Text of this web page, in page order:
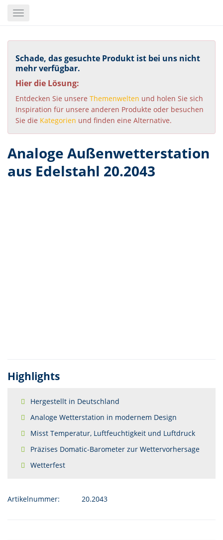
content
Toggle
Schade, das gesuchte Produkt ist bei uns nicht
mehr verfügbar.
Hier die Lösung:
Entdecken Sie unsere Themenwelten und holen Sie sich
Inspiration für unsere anderen Produkte oder besuchen
Sie die Kategorien und finden eine Alternative.
Analoge Außenwetterstation
aus Edelstahl 20.2043
Highlights
Hergestellt in Deutschland
Analoge Wetterstation in modernem Design
Misst Temperatur, Luftfeuchtigkeit und Luftdruck
Präzises Domatic-Barometer zur Wettervorhersage
Wetterfest
Artikelnummer: 20.2043